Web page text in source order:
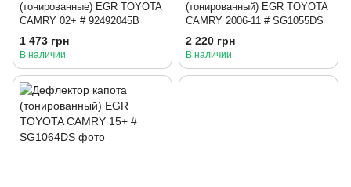
(тонированные) EGR TOYOTA
CAMRY 02+ # 92492045B
1 473 грн
В наличии
(тонированный) EGR TOYOTA
CAMRY 2006-11 # SG1055DS
2 220 грн
В наличии